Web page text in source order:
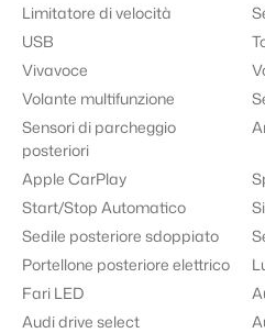
Limitatore di velocità
USB
Vivavoce
Volante multifunzione
Sensori di parcheggio
posteriori
Apple CarPlay
Start/Stop Automatico
Sedile posteriore sdoppiato
Portellone posteriore elettrico
Fari LED
Audi drive select